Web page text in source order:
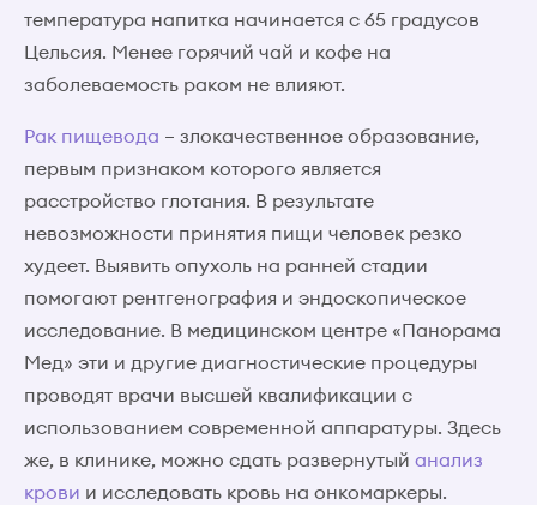
температура напитка начинается с 65 градусов
Цельсия. Менее горячий чай и кофе на
заболеваемость раком не влияют.
Рак пищевода – злокачественное образование,
первым признаком которого является
расстройство глотания. В результате
невозможности принятия пищи человек резко
худеет. Выявить опухоль на ранней стадии
помогают рентгенография и эндоскопическое
исследование. В медицинском центре «Панорама
Мед» эти и другие диагностические процедуры
проводят врачи высшей квалификации с
использованием современной аппаратуры. Здесь
же, в клинике, можно сдать развернутый анализ
крови и исследовать кровь на онкомаркеры.